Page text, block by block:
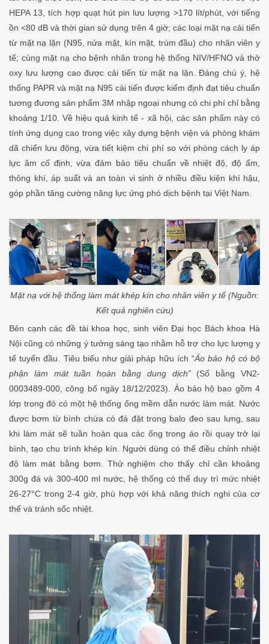
HEPA 13, tích hợp quạt hút pin lưu lượng >170 lít/phút, với tiếng
ồn <80 dB và thời gian sử dụng trên 4 giờ; các loại mặt nạ cải tiến
từ mặt nạ lặn (N95, nửa mặt, kín mặt, trùm đầu) cho nhân viên y
tế; cùng mặt nạ cho bệnh nhân trong hệ thống NIV/HFNO và thở
oxy lưu lượng cao được cải tiến từ mặt nạ lặn. Đáng chú ý, hệ
thống PAPR và mặt nạ N95 cải tiến được kiểm định đạt tiêu chuẩn
tương đương sản phẩm 3M nhập ngoại nhưng có chi phí chỉ bằng
khoảng 1/10. Về hiệu quả kinh tế - xã hội, các sản phẩm này có
tính ứng dụng cao trong việc xây dựng bệnh viện và phòng khám
dã chiến lưu động, vừa tiết kiệm chi phí so với phòng cách ly áp
lực âm cố định, vừa đảm bảo tiêu chuẩn về nhiệt độ, độ ẩm,
thông khí, áp suất và an toàn vi sinh ở nhiều điều kiện khí hậu,
góp phần tăng cường năng lực ứng phó dịch bệnh tại Việt Nam.
Mặt nạ với hệ thống làm mát khép kín cho nhân viên y tế (Nguồn:
Kết quả nghiên cứu)
Bên cạnh các đề tài khoa học, sinh viên Đại học Bách khoa Hà
Nội cũng có những ý tưởng sáng tạo nhằm hỗ trợ cho lực lượng y
tế tuyến đầu. Tiêu biểu như giải pháp hữu ích “Áo bảo hộ có bộ
phận làm mát tuần hoàn bằng dung dịch”(Số bằng VN2-
0003489-000, công bố ngày 18/12/2023). Áo bảo hộ bao gồm 4
lớp trong đó có một hệ thống ống mềm dẫn nước làm mát. Nước
được bơm từ bình chứa có đá đặt trong balo đeo sau lưng, sau
khi làm mát sẽ tuần hoàn qua các ống trong áo rồi quay trở lại
bình, tạo chu trình khép kín. Người dùng có thể điều chỉnh nhiệt
độ làm mát bằng bơm. Thử nghiệm cho thấy chỉ cần khoảng
300g đá và 300-400 ml nước, hệ thống có thể duy trì mức nhiệt
26-27°C trong 2-4 giờ, phù hợp với khả năng thích nghi của cơ
thể và tránh sốc nhiệt.